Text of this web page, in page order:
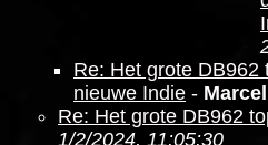
Re: Het grote DB962
nieuwe Indie - Marcel
Re: Het grote DB962
1/2/2024, 11:05:30